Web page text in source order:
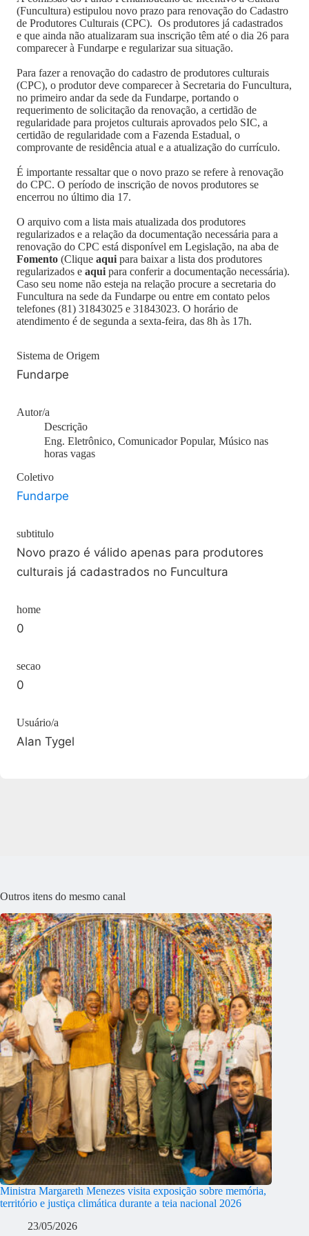
(Funcultura) estipulou novo prazo para renovação do Cadastro
de Produtores Culturais (CPC). Os produtores já cadastrados
e que ainda não atualizaram sua inscrição têm até o dia 26 para
comparecer à Fundarpe e regularizar sua situação.
Para fazer a renovação do cadastro de produtores culturais
(CPC), o produtor deve comparecer à Secretaria do Funcultura,
no primeiro andar da sede da Fundarpe, portando o
requerimento de solicitação da renovação, a certidão de
regularidade para projetos culturais aprovados pelo SIC, a
certidão de regularidade com a Fazenda Estadual, o
comprovante de residência atual e a atualização do currículo.
É importante ressaltar que o novo prazo se refere à renovação
do CPC. O período de inscrição de novos produtores se
encerrou no último dia 17.
O arquivo com a lista mais atualizada dos produtores
regularizados e a relação da documentação necessária para a
renovação do CPC está disponível em Legislação, na aba de
Fomento (Clique aqui para baixar a lista dos produtores
regularizados e aqui para conferir a documentação necessária).
Caso seu nome não esteja na relação procure a secretaria do
Funcultura na sede da Fundarpe ou entre em contato pelos
telefones (81) 31843025 e 31843023. O horário de
atendimento é de segunda a sexta-feira, das 8h às 17h.
Sistema de Origem
Fundarpe
Autor/a
Descrição
Eng. Eletrônico, Comunicador Popular, Músico nas
horas vagas
Coletivo
Fundarpe
subtitulo
Novo prazo é válido apenas para produtores
culturais já cadastrados no Funcultura
home
0
secao
0
Usuário/a
Alan Tygel
Outros itens do mesmo canal
Ministra Margareth Menezes visita exposição sobre memória,
território e justiça climática durante a teia nacional 2026
23/05/2026